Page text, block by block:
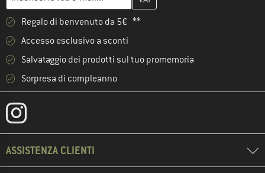
Regalo di benvenuto da 5€ **
Accesso esclusivo a sconti
Salvataggio dei prodotti sul tuo promemoria
Sorpresa di compleanno
ASSISTENZA CLIENTI